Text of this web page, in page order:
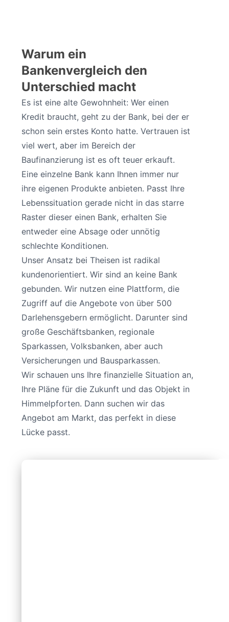
Warum ein
Bankenvergleich den
Unterschied macht
Es ist eine alte Gewohnheit: Wer einen
Kredit braucht, geht zu der Bank, bei der er
schon sein erstes Konto hatte. Vertrauen ist
viel wert, aber im Bereich der
Baufinanzierung ist es oft teuer erkauft.
Eine einzelne Bank kann Ihnen immer nur
ihre eigenen Produkte anbieten. Passt Ihre
Lebenssituation gerade nicht in das starre
Raster dieser einen Bank, erhalten Sie
entweder eine Absage oder unnötig
schlechte Konditionen.
Unser Ansatz bei Theisen ist radikal
kundenorientiert. Wir sind an keine Bank
gebunden. Wir nutzen eine Plattform, die
Zugriff auf die Angebote von über 500
Darlehensgebern ermöglicht. Darunter sind
große Geschäftsbanken, regionale
Sparkassen, Volksbanken, aber auch
Versicherungen und Bausparkassen.
Wir schauen uns Ihre finanzielle Situation an,
Ihre Pläne für die Zukunft und das Objekt in
Himmelpforten. Dann suchen wir das
Angebot am Markt, das perfekt in diese
Lücke passt.